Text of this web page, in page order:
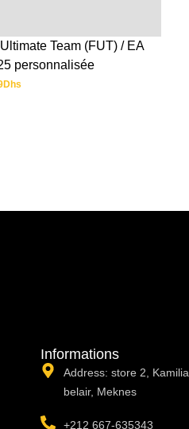
Team (FUT) / EA
personnalisée
Dhs
Informations
Address: store 2, Kamilia
belair, Meknes
+212 667-635343